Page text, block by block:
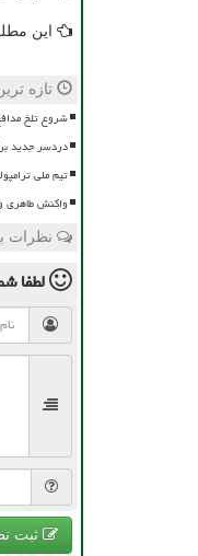
این
تازه
شروع تلخ
دردسر جدید
تیم ملی
واکنش طاهری
نظرات
لطفا
ثبت